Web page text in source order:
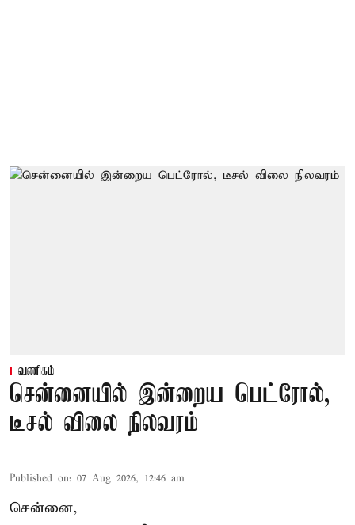
வணிகம்
சென்னையில் இன்றைய பெட்ரோல்,
டீசல் விலை நிலவரம்
Published on: 07 Aug 2026, 12:46 am
சென்னை,